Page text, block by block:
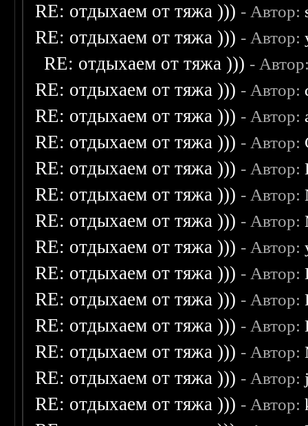
RE: отдыхаем от тяжа ))) - Автор:
RE: отдыхаем от тяжа ))) - Автор:
RE: отдыхаем от тяжа ))) -
RE: отдыхаем от тяжа ))) - Автор:
RE: отдыхаем от тяжа ))) - Автор:
RE: отдыхаем от тяжа ))) - Автор:
RE: отдыхаем от тяжа ))) - Автор:
RE: отдыхаем от тяжа ))) - Автор:
RE: отдыхаем от тяжа ))) - Автор:
RE: отдыхаем от тяжа ))) - Автор:
RE: отдыхаем от тяжа ))) - Автор:
RE: отдыхаем от тяжа ))) - Автор:
RE: отдыхаем от тяжа ))) - Автор:
RE: отдыхаем от тяжа ))) - Автор:
RE: отдыхаем от тяжа ))) - Автор:
RE: отдыхаем от тяжа ))) - Автор: